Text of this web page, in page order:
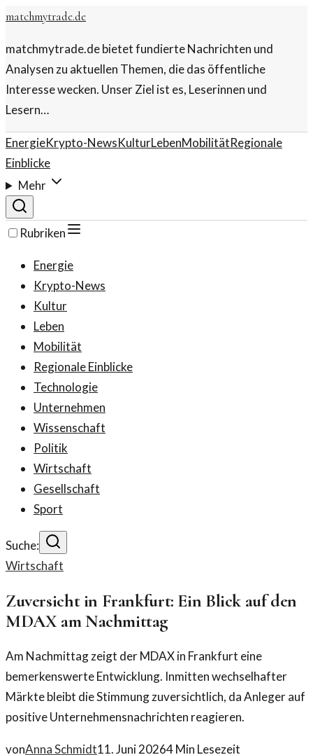
matchmytrade.de
matchmytrade.de bietet fundierte Nachrichten und
Analysen zu aktuellen Themen, die das öffentliche
Interesse wecken. Unser Ziel ist es, Leserinnen und
Lesern…
EnergieKrypto-NewsKulturLebenMobilitätRegionale
Einblicke
Mehr
Rubriken
Energie
Krypto-News
Kultur
Leben
Mobilität
Regionale Einblicke
Technologie
Unternehmen
Wissenschaft
Politik
Wirtschaft
Gesellschaft
Sport
Suche:
Wirtschaft
Zuversicht in Frankfurt: Ein Blick auf den
MDAX am Nachmittag
Am Nachmittag zeigt der MDAX in Frankfurt eine
bemerkenswerte Entwicklung. Inmitten wechselhafter
Märkte bleibt die Stimmung zuversichtlich, da Anleger auf
positive Unternehmensnachrichten reagieren.
vonAnna Schmidt11. Juni 20264Min Lesezeit